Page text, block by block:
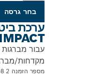
בחר גרסה
IMPACT
עבור
מקדחות/
מספר הזמנה 2 608 521 U89